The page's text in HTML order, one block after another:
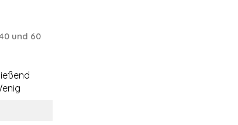
und 60